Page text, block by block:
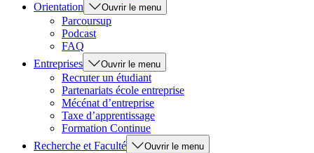
Orientation
Ouvrir le menu
Parcoursup
Podcast
FAQ
Entreprises
Ouvrir le menu
Recruter un étudiant
Partenariats école entreprise
Mécénat d’entreprise
Taxe d’apprentissage
Formation Continue
Recherche et Faculté
Ouvrir le menu